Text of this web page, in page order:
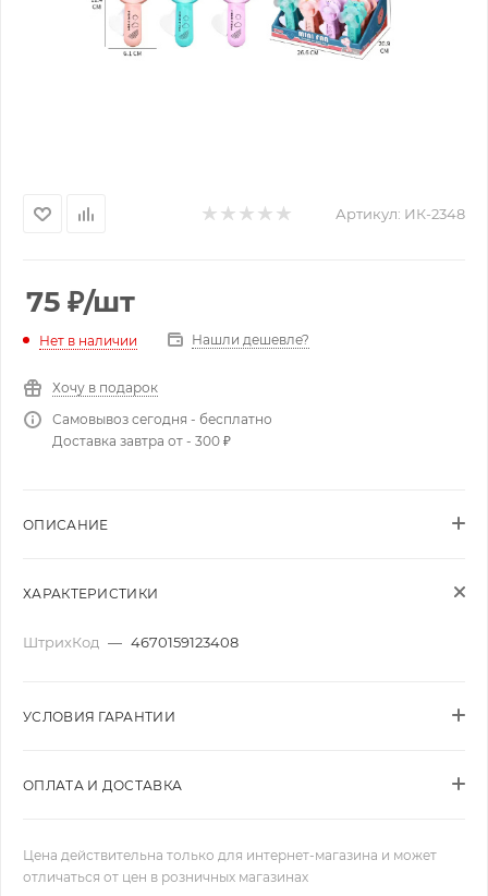
Артикул: ИК-2348
75 ₽/шт
Нет в наличии Нашли дешевле?
Хочу в подарок
Самовывоз сегодня - бесплатно
Доставка завтра от - 300 ₽
ОПИСАНИЕ
ХАРАКТЕРИСТИКИ
ШтрихКод — 4670159123408
УСЛОВИЯ ГАРАНТИИ
ОПЛАТА И ДОСТАВКА
Цена действительна только для интернет-магазина и может
отличаться от цен в розничных магазинах